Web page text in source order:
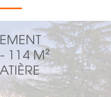
114 M²